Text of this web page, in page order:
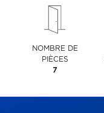
NOMBRE DE
PIÈCES
7